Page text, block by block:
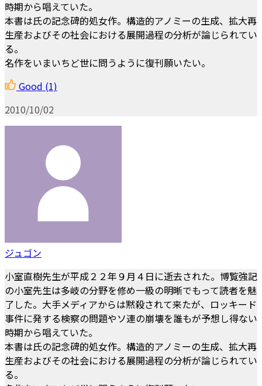
時期から唱えていた。
本書は氏の記念碑的処女作。構造的アノミーの生成、拡大再
生産およびその社会における展開過程の分析が論じられてい
る。
名作をいまいちど世に問うように復刊願いたい。
Good (1)
2010/10/02
ジュゴン
小室直樹先生が平成２２年９月４日に逝去された。博覧強記
の小室先生は多岐の分野を修め一級の明晰でもって読者を魅
了した。大手メディアからは黙殺されて来たが、ロッキード
事件に発する検察の問題やソ連の崩壊を誰もが予想し得ない
時期から唱えていた。
本書は氏の記念碑的処女作。構造的アノミーの生成、拡大再
生産およびその社会における展開過程の分析が論じられてい
る。